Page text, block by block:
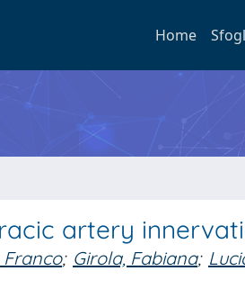
Home
artery
Franco; Girola, Fabiana;